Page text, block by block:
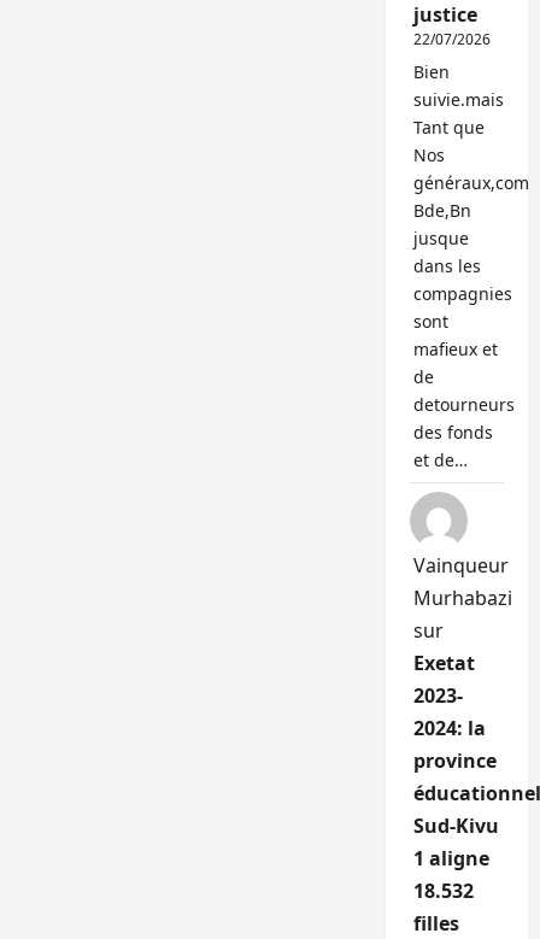
justice
22/07/2026
Bien
suivie.mais
Tant que
Nos
généraux,com
Bde,Bn
jusque
dans les
compagnies
sont
mafieux et
de
detourneurs
des fonds
et de…
Vainqueur
Murhabazi
sur
Exetat
2023-
2024: la
province
Sud-Kivu
1 aligne
18.532
filles